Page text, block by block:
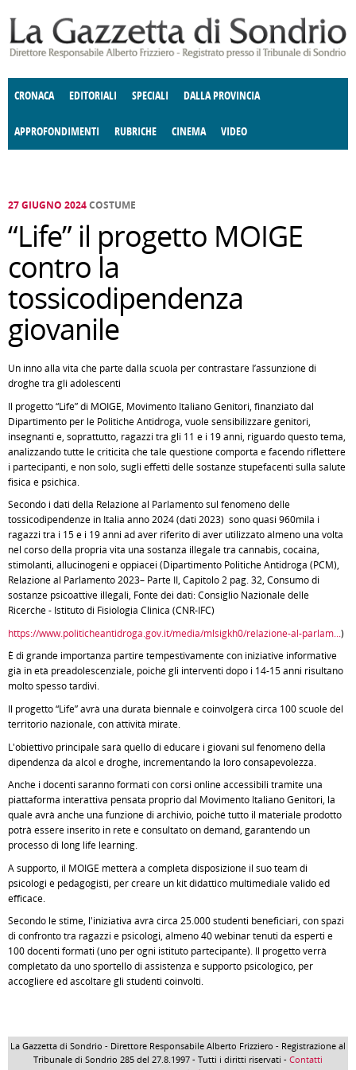
CRONACA EDITORIALI SPECIALI DALLA PROVINCIA
APPROFONDIMENTI
E SPETTACOLI POLITICA
RUBRICHE
DELLE IDEE FATTI DELLO SPIRITO
CINEMA VIDEO
27 GIUGNO 2024COSTUME
“Life” il progetto MOIGE
contro la
tossicodipendenza
giovanile
Un inno alla vita che parte dalla scuola per contrastare l’assunzione di
droghe tra gli adolescenti
Il progetto “Life” di MOIGE, Movimento Italiano Genitori, finanziato dal
Dipartimento per le Politiche Antidroga, vuole sensibilizzare genitori,
insegnanti e, soprattutto, ragazzi tra gli 11 e i 19 anni, riguardo questo tema,
analizzando tutte le criticità che tale questione comporta e facendo riflettere
i partecipanti, e non solo, sugli effetti delle sostanze stupefacenti sulla salute
fisica e psichica.
Secondo i dati della Relazione al Parlamento sul fenomeno delle
tossicodipendenze in Italia anno 2024 (dati 2023) sono quasi 960mila i
ragazzi tra i 15 e i 19 anni ad aver riferito di aver utilizzato almeno una volta
nel corso della propria vita una sostanza illegale tra cannabis, cocaina,
stimolanti, allucinogeni e oppiacei (Dipartimento Politiche Antidroga (PCM),
Relazione al Parlamento 2023– Parte II, Capitolo 2 pag. 32, Consumo di
sostanze psicoattive illegali, Fonte dei dati: Consiglio Nazionale delle
Ricerche - Istituto di Fisiologia Clinica (CNR-IFC)
https://www.politicheantidroga.gov.it/media/mlsigkh0/relazione-al-parlam...)
È di grande importanza partire tempestivamente con iniziative informative
già in età preadolescenziale, poiché gli interventi dopo i 14-15 anni risultano
molto spesso tardivi.
Il progetto “Life” avrà una durata biennale e coinvolgerà circa 100 scuole del
territorio nazionale, con attività mirate.
L'obiettivo principale sarà quello di educare i giovani sul fenomeno della
dipendenza da alcol e droghe, incrementando la loro consapevolezza.
Anche i docenti saranno formati con corsi online accessibili tramite una
piattaforma interattiva pensata proprio dal Movimento Italiano Genitori, la
quale avrà anche una funzione di archivio, poiché tutto il materiale prodotto
potrà essere inserito in rete e consultato on demand, garantendo un
processo di long life learning.
A supporto, il MOIGE metterà a completa disposizione il suo team di
psicologi e pedagogisti, per creare un kit didattico multimediale valido ed
efficace.
Secondo le stime, l'iniziativa avrà circa 25.000 studenti beneficiari, con spazi
di confronto tra ragazzi e psicologi, almeno 40 webinar tenuti da esperti e
100 docenti formati (uno per ogni istituto partecipante). Il progetto verrà
completato da uno sportello di assistenza e supporto psicologico, per
accogliere ed ascoltare gli studenti coinvolti.
La Gazzetta di Sondrio - Direttore Responsabile Alberto Frizziero - Registrazione al
Tribunale di Sondrio 285 del 27.8.1997 - Tutti i diritti riservati - Contatti